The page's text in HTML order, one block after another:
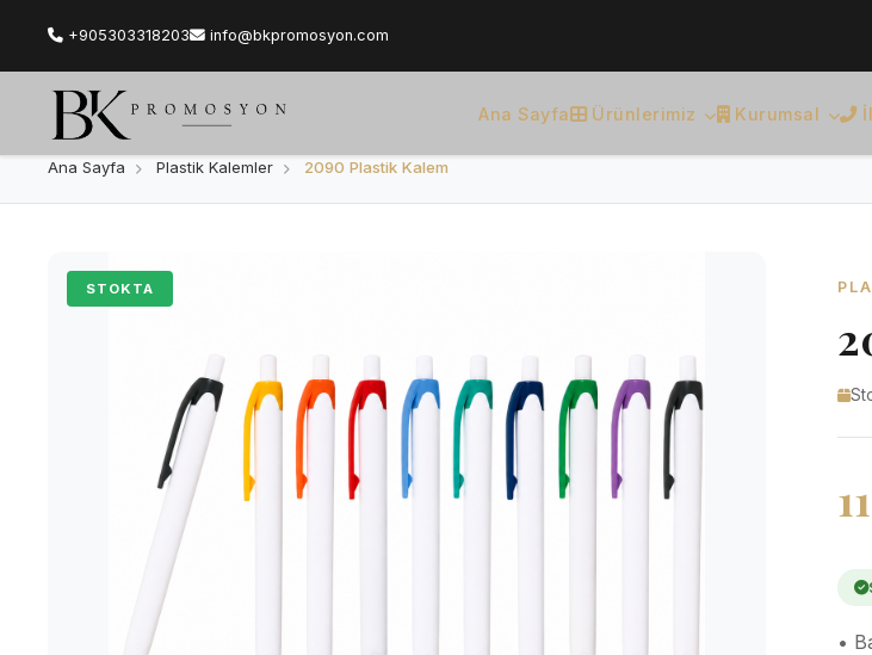
+905303318203 info@bkpromosyon.com
Ana Sayfa Ürünlerimiz Kurumsal
Ana Sayfa Plastik Kalemler 2090 Plastik Kalem
STOKTA
•